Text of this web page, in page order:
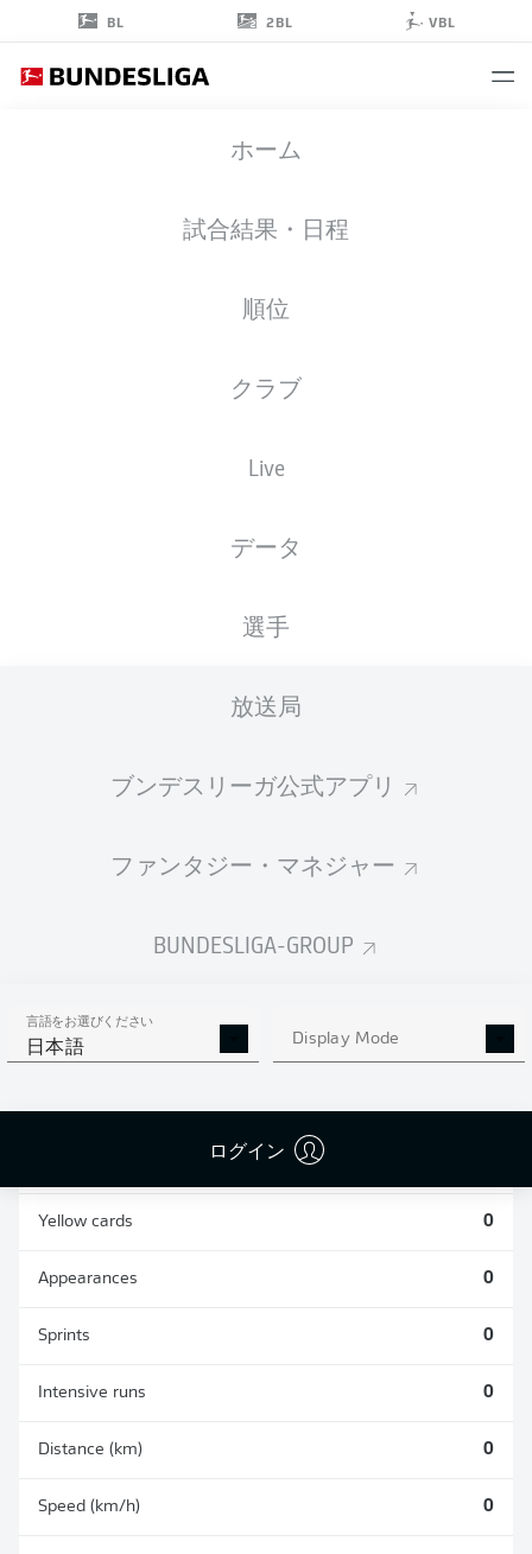
BL 2BL VBL
ホーム
試合結果・日程
順位
クラブ
Live
データ
選手
放送局
ブンデスリーガ公式アプリ
ファンタジー・マネジャー
BUNDESLIGA-GROUP
言語をお選びください
日本語 Display Mode
ログイン
15.03.2000
2026/2027
統計 シーズン 2026/2027
AERIAL DUELS
WON
Yellow cards 0
Appearances 0
Sprints 0
Intensive runs 0
Distance (km) 0
Speed (km/h) 0